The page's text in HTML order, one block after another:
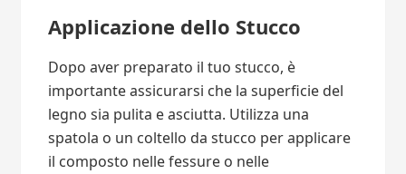
Applicazione dello Stucco
Dopo aver preparato il tuo stucco, è
importante assicurarsi che la superficie del
legno sia pulita e asciutta. Utilizza una
spatola o un coltello da stucco per applicare
il composto nelle fessure o nelle